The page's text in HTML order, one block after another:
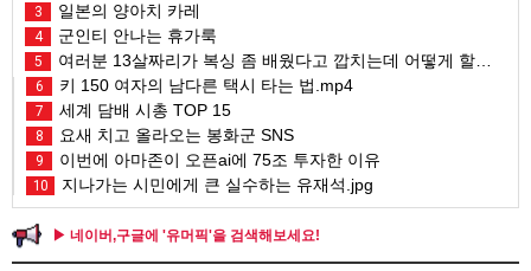
3 일본의 양아치 카레
4 군인티 안나는 휴가룩
5 여러분 13살짜리가 복싱 좀 배웠다고 깝치는데 어떻게 할까요?
6 키 150 여자의 남다른 택시 타는 법.mp4
7 세계 담배 시총 TOP 15
8 요새 치고 올라오는 봉화군 SNS
9 이번에 아마존이 오픈ai에 75조 투자한 이유
10 지나가는 시민에게 큰 실수하는 유재석.jpg
▶ 네이버,구글에 '유머픽'을 검색해보세요!